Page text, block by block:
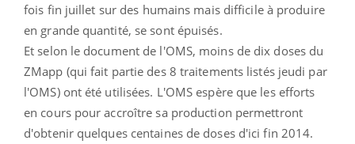
fois fin juillet sur des humains mais difficile à produire
en grande quantité, se sont épuisés.
Et selon le document de l'OMS, moins de dix doses du
ZMapp (qui fait partie des 8 traitements listés jeudi par
l'OMS) ont été utilisées. L'OMS espère que les efforts
en cours pour accroître sa production permettront
d'obtenir quelques centaines de doses d'ici fin 2014.